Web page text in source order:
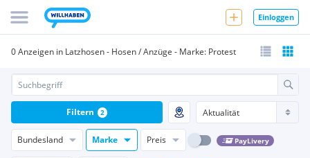
Einloggen
0 Anzeigen in Latzhosen - Hosen / Anzüge - Marke: Protest
Bundesland Marke Preis PayLivery
Filtern 2